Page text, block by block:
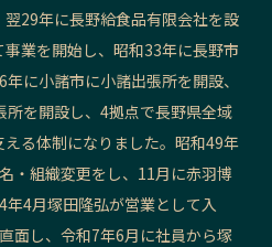
29年に長野給食品有限会社を設
業を開始し、昭和33年に長野市
に小諸市に小諸出張所を開設、
を開設し、4拠点で長野県全域
る体制になりました。昭和49年
・組織変更をし、11月に赤羽博
4月塚田隆弘が営業として入
面し、令和7年6月に社員から塚